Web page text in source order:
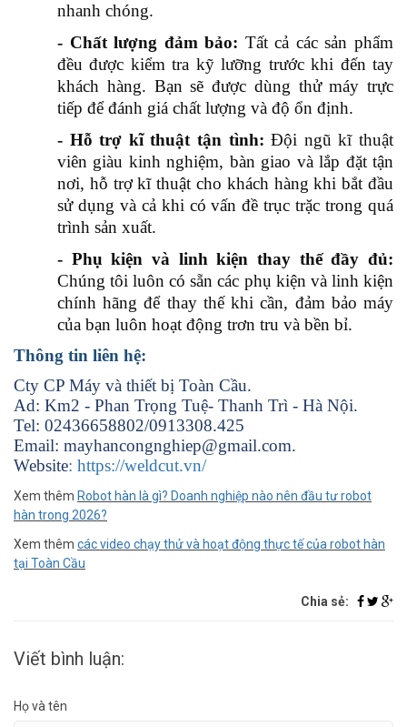
nhanh chóng.
- Chất lượng đảm bảo: Tất cả các sản phẩm
đều được kiểm tra kỹ lưỡng trước khi đến tay
khách hàng. Bạn sẽ được dùng thử máy trực
tiếp để đánh giá chất lượng và độ ổn định.
- Hỗ trợ kĩ thuật tận tình: Đội ngũ kĩ thuật
viên giàu kinh nghiệm, bàn giao và lắp đặt tận
nơi, hỗ trợ kĩ thuật cho khách hàng khi bắt đầu
sử dụng và cả khi có vấn đề trục trặc trong quá
trình sản xuất.
- Phụ kiện và linh kiện thay thế đầy đủ:
Chúng tôi luôn có sẵn các phụ kiện và linh kiện
chính hãng để thay thế khi cần, đảm bảo máy
của bạn luôn hoạt động trơn tru và bền bỉ.
Thông tin liên hệ:
Cty CP Máy và thiết bị Toàn Cầu.
Ad: Km2 - Phan Trọng Tuệ- Thanh Trì - Hà Nội.
Tel: 02436658802/0913308.425
Email: mayhancongnghiep@gmail.com.
Website: https://weldcut.vn/
Xem thêm Robot hàn là gì? Doanh nghiệp nào nên đầu tư robot
hàn trong 2026?
Xem thêm các video chạy thử và hoạt động thực tế của robot hàn
tại Toàn Cầu
Chia sẻ:
Viết bình luận:
Họ và tên